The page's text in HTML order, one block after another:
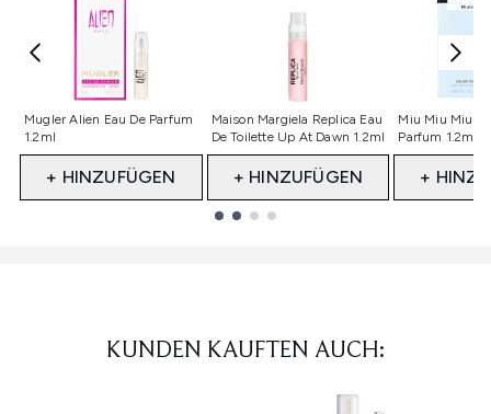
Mugler Alien Eau De Parfum
1.2ml
Nicht ausgewählt
+ HINZUFÜGEN
Maison Margiela Replica Eau
De Toilette Up At Dawn 1.2ml
Nicht ausgewählt
+ HINZUFÜGEN
Miu Miu
Parfum 1.2ml
Nicht
+
KUNDEN KAUFTEN AUCH: